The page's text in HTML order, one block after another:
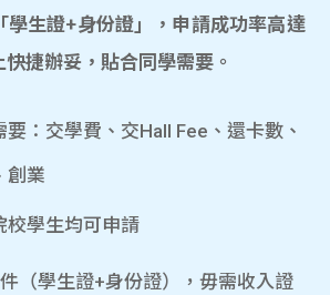
學生證+身份證」，申請成功率高達
捷辦妥，貼合同學需要。
：交學費、交Hall Fee、還卡數、
創業
校學生均可申請
（學生證+身份證），毋需收入證